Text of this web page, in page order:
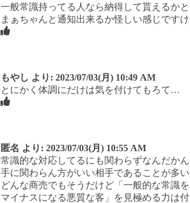
一般常識持ってる人なら納得して貰えるかと
まぁちゃんと通知出来るか怪しい感じです
もやし より: 2023/07/03(月) 10:49 AM
とにかく体調にだけは気を付けてもろて…
匿名 より: 2023/07/03(月) 10:55 AM
常識的な対応してるにも関わらずなんだか
手に関わらん方がいい相手であることが多
どんな商売でもそうだけど「一般的な常識
マイナスになる悪質な客」を見極める力は